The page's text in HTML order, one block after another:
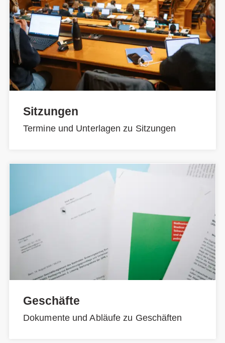
Sitzungen
Termine und Unterlagen zu Sitzungen
Geschäfte
Dokumente und Abläufe zu Geschäften